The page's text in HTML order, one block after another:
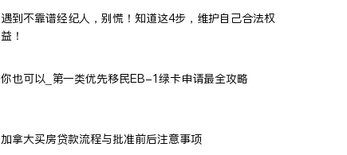
遇到不靠谱经纪人，别慌！知道这4步，维护自己合法权
益！
你也可以_第一类优先移民EB-1绿卡申请最全攻略
加拿大买房贷款流程与批准前后注意事项